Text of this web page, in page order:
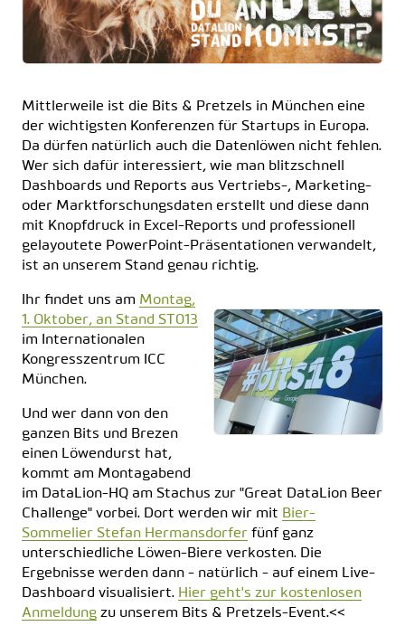
Mittlerweile ist die Bits & Pretzels in München eine
der wichtigsten Konferenzen für Startups in Europa.
Da dürfen natürlich auch die Datenlöwen nicht fehlen.
Wer sich dafür interessiert, wie man blitzschnell
Dashboards und Reports aus Vertriebs-, Marketing-
oder Marktforschungsdaten erstellt und diese dann
mit Knopfdruck in Excel-Reports und professionell
gelayoutete PowerPoint-Präsentationen verwandelt,
ist an unserem Stand genau richtig.
Ihr findet uns am Montag,
1. Oktober, an Stand ST013
im Internationalen
Kongresszentrum ICC
München.
Und wer dann von den
ganzen Bits und Brezen
einen Löwendurst hat,
kommt am Montagabend
im DataLion-HQ am Stachus zur "Great DataLion Beer
Challenge" vorbei. Dort werden wir mit Bier-
Sommelier Stefan Hermansdorfer fünf ganz
unterschiedliche Löwen-Biere verkosten. Die
Ergebnisse werden dann - natürlich - auf einem Live-
Dashboard visualisiert. Hier geht's zur kostenlosen
Anmeldung zu unserem Bits & Pretzels-Event.<<